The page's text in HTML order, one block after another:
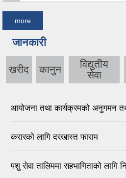
more
जानकारी
खरीद कानुन
विद्युतीय
सेवा
आयोजना तथा कार्यक्रमको अनुगमन
करारको लागि दरखास्त फाराम
पशु सेवा तालिममा सहभागिताको लागि